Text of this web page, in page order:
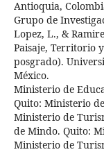
Antioquia,
Grupo de
Lopez, L., &
Paisaje, Territorio
posgrado).
México.
Ministerio de
Quito: Ministerio
Ministerio de
de Mindo. Quito:
Ministerio de